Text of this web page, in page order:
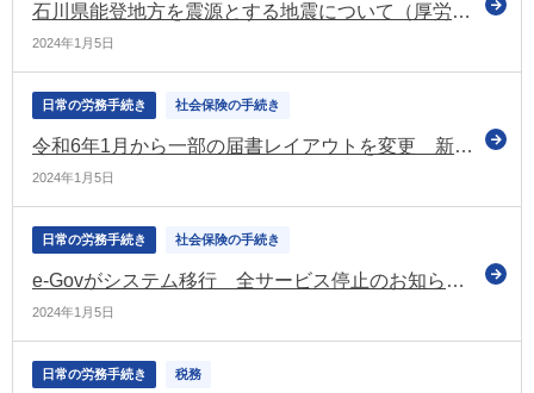
石川県能登地方を震源とする地震について（厚労省）
2024年1月5日
日常の労務手続き 社会保険の手続き
令和6年1月から一部の届書レイアウトを変更 新様式や記入例のダウンロードも開始（日本年金機構）
2024年1月5日
日常の労務手続き 社会保険の手続き
e-Govがシステム移行 全サービス停止のお知らせ（令和6年2月22日～2月26日）
2024年1月5日
日常の労務手続き 税務